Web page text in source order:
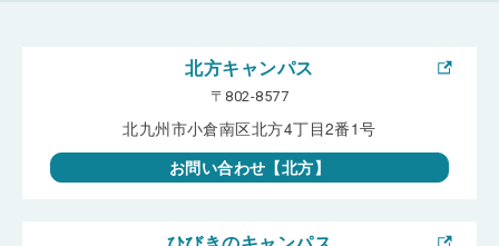
北方キャンパス
〒802-8577
北九州市小倉南区北方4丁目2番1号
お問い合わせ【北方】